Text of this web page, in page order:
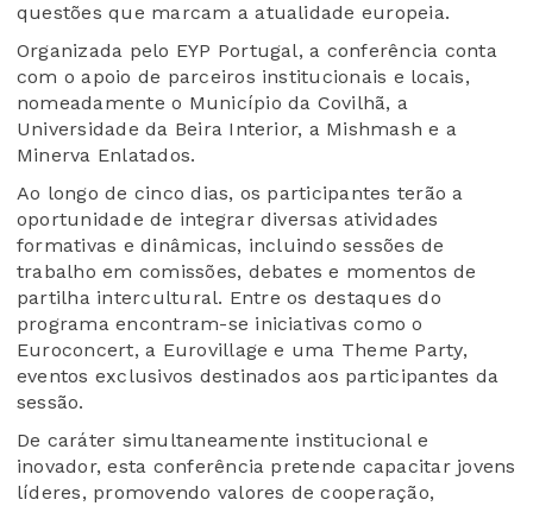
questões que marcam a atualidade europeia.
Organizada pelo EYP Portugal, a conferência conta
com o apoio de parceiros institucionais e locais,
nomeadamente o Município da Covilhã, a
Universidade da Beira Interior, a Mishmash e a
Minerva Enlatados.
Ao longo de cinco dias, os participantes terão a
oportunidade de integrar diversas atividades
formativas e dinâmicas, incluindo sessões de
trabalho em comissões, debates e momentos de
partilha intercultural. Entre os destaques do
programa encontram-se iniciativas como o
Euroconcert, a Eurovillage e uma Theme Party,
eventos exclusivos destinados aos participantes da
sessão.
De caráter simultaneamente institucional e
inovador, esta conferência pretende capacitar jovens
líderes, promovendo valores de cooperação,